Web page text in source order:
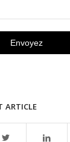
ARTICLE